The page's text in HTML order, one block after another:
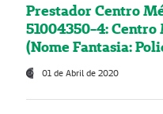
Prestador Centro
51004350-4:
(Nome Fantasia:
01 de Abril de 2020